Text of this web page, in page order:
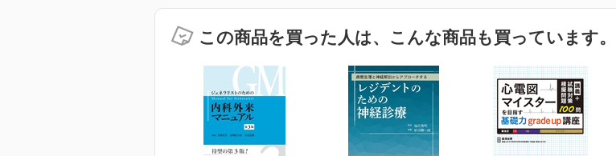
この商品を買った人は、こんな商品も買っています。